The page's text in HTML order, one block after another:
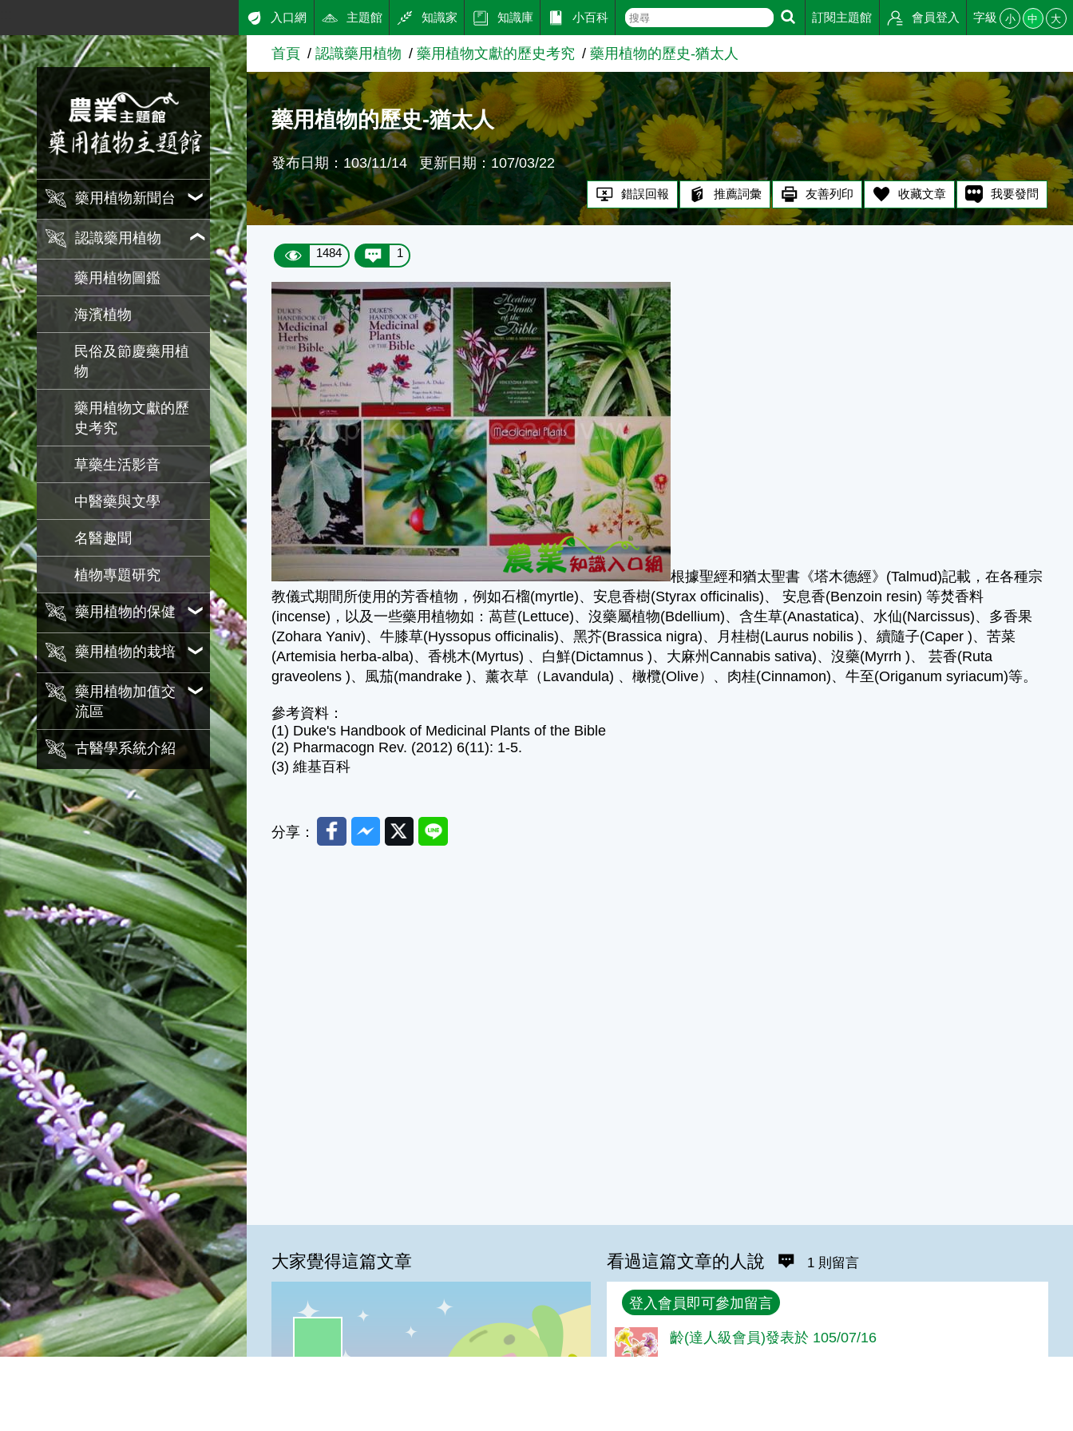
跳到主要內容
農業知識入口網
藥用植物新聞台
認識藥用植物
藥用植物圖鑑
海濱植物
民俗及節慶藥用植
物
藥用植物文獻的歷
史考究
草藥生活影音
中醫藥與文學
名醫趣聞
植物專題研究
藥用植物的保健
藥用植物的栽培
藥用植物加值交
流區
古醫學系統介紹
入口網 主題館 知識家 知識庫 小百科 訂閱主題館 會員登入 字級 小 中 大
首頁 認識藥用植物 藥用植物文獻的歷史考究 藥用植物的歷史-猶太人
藥用植物的歷史-猶太人
發布日期：103/11/14 更新日期：107/03/22
錯誤回報 推薦詞彙 友善列印 收藏文章 我要發問
1484 1
根據聖經和猶太聖書《塔木德經》(Talmud)記載，在各種宗
教儀式期間所使用的芳香植物，例如石榴(myrtle)、安息香樹(Styrax officinalis)、 安息香(Benzoin resin) 等焚香料
(incense)，以及一些藥用植物如：萵苣(Lettuce)、沒藥屬植物(Bdellium)、含生草(Anastatica)、水仙(Narcissus)、多香果
(Zohara Yaniv)、牛膝草(Hyssopus officinalis)、黑芥(Brassica nigra)、月桂樹(Laurus nobilis )、續隨子(Caper )、苦菜
(Artemisia herba-alba)、香桃木(Myrtus) 、白鮮(Dictamnus )、大麻州Cannabis sativa)、沒藥(Myrrh )、 芸香(Ruta
graveolens )、風茄(mandrake )、薰衣草（Lavandula) 、橄欖(Olive）、肉桂(Cinnamon)、牛至(Origanum syriacum)等。
參考資料：
(1) Duke's Handbook of Medicinal Plants of the Bible
(2) Pharmacogn Rev. (2012) 6(11): 1-5.
(3) 維基百科
分享： FacebookMessenger
TwitterLine
大家覺得這篇文章 看過這篇文章的人說 1 則留言
回覆
登入會員即可參加留言
齡(達人級會員)發表於 105/07/16